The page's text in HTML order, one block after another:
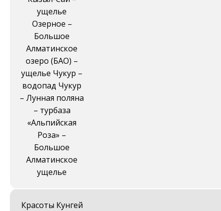
ущелье
Озерное –
Большое
Алматинское
озеро (БАО) –
ущелье Чукур –
водопад Чукур
– Лунная поляна
– турбаза
«Альпийская
Роза» –
Большое
Алматинское
ущелье
Красоты Кунгей